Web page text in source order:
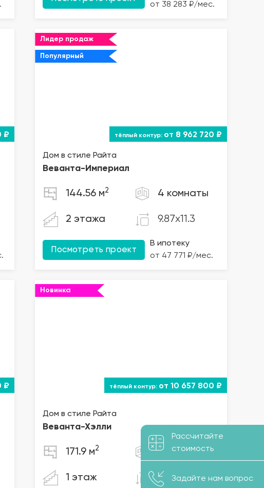
от 38 283 ₽/мес.
₽
Лидер продаж
Популярный
от 8 962 720 ₽
Дом в стиле Райта
Веванта-Империал
144.56 м2 4 комнаты
2 этажа 9.87x11.3
Посмотреть проект
В ипотеку
от 47 771 ₽/мес.
₽
Новинка
от 10 657 800 ₽
Дом в стиле Райта
Веванта-Хэлли
171.9 м2 3 комнаты
1 этаж 16.9x15.5
Рассчитайте
стоимость
Задайте нам вопрос